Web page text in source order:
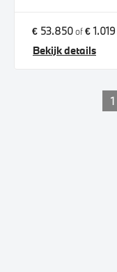
€ 53.850of€ 1.019
Bekijk details
1